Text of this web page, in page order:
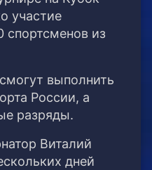
участие
из
выполнить
России, а
разряды.
Виталий
дней